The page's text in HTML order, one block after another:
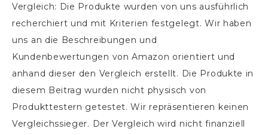
Vergleich: Die Produkte wurden von uns ausführlich
recherchiert und mit Kriterien festgelegt. Wir haben
uns an die Beschreibungen und
Kundenbewertungen von Amazon orientiert und
anhand dieser den Vergleich erstellt. Die Produkte in
diesem Beitrag wurden nicht physisch von
Produkttestern getestet. Wir repräsentieren keinen
Vergleichssieger. Der Vergleich wird nicht finanziell